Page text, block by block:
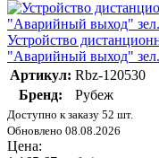
Устройство
"Аварийный выход"
Артикул: Rbz-120530
Бренд:
Рубеж
Доступно к заказу 52 шт.
Обновлено 08.08.2026
Цена: